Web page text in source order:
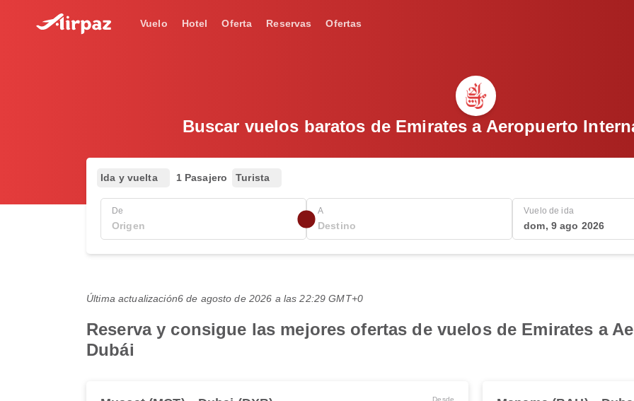
Vuelo Hotel Oferta Reservas Ofertas
Buscar vuelos baratos de Emirates a Aeropuerto
Ida y vuelta 1 Pasajero Turista
De A Vuelo de ida
dom, 9 ago 2026
Última actualización6 de agosto de 2026 a las 22:29 GMT+0
Reserva y consigue las mejores ofertas de vuelos de Emirates a
Dubái
Desde